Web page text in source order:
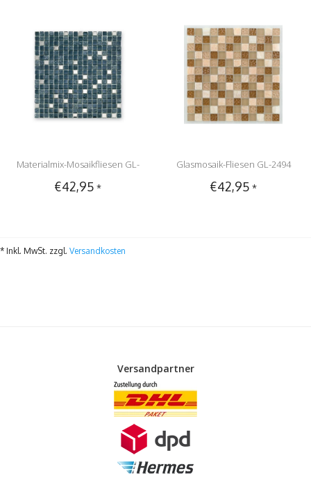
Materialmix-Mosaikfliesen GL-
2495 Tuscany metal black
€42,95 *
Glasmosaik-Fliesen GL-2494
Tuscany natural
€42,95 *
* Inkl. MwSt. zzgl. Versandkosten
Versandpartner